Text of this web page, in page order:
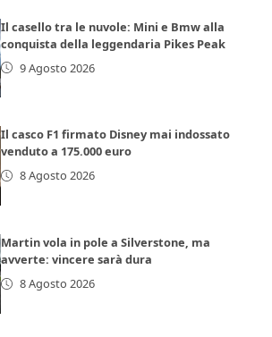
Il casello tra le nuvole: Mini e Bmw alla
conquista della leggendaria Pikes Peak
9 Agosto 2026
Il casco F1 firmato Disney mai indossato
venduto a 175.000 euro
8 Agosto 2026
Martin vola in pole a Silverstone, ma
avverte: vincere sarà dura
8 Agosto 2026